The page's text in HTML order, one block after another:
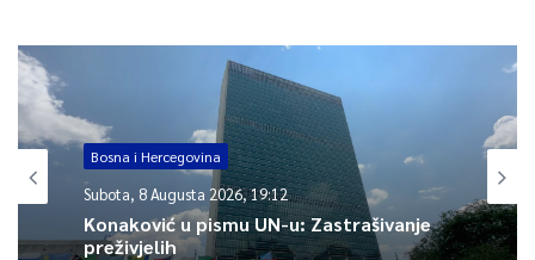
0
Article Rating
Bosna i Hercegovina
Subota, 8 Augusta 2026, 19:12
Konaković u pismu UN-u: Zastrašivanje
preživjelih